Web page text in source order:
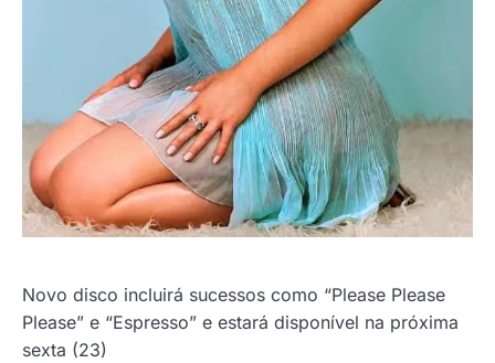
Novo disco incluirá sucessos como “Please Please
Please” e “Espresso” e estará disponível na próxima
sexta (23)